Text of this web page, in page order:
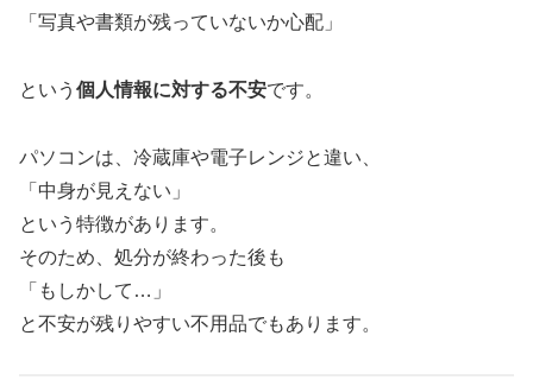
「写真や書類が残っていないか心配」
という 個人情報に対する不安です。
パソコンは、冷蔵庫や電子レンジと違い、
「中身が見えない」
という特徴があります。
そのため、処分が終わった後も
「もしかして…」
と不安が残りやすい不用品でもあります。